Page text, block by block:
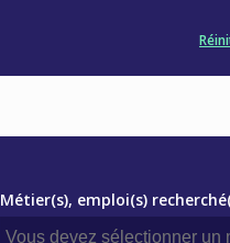
Métier(s), emploi(s)